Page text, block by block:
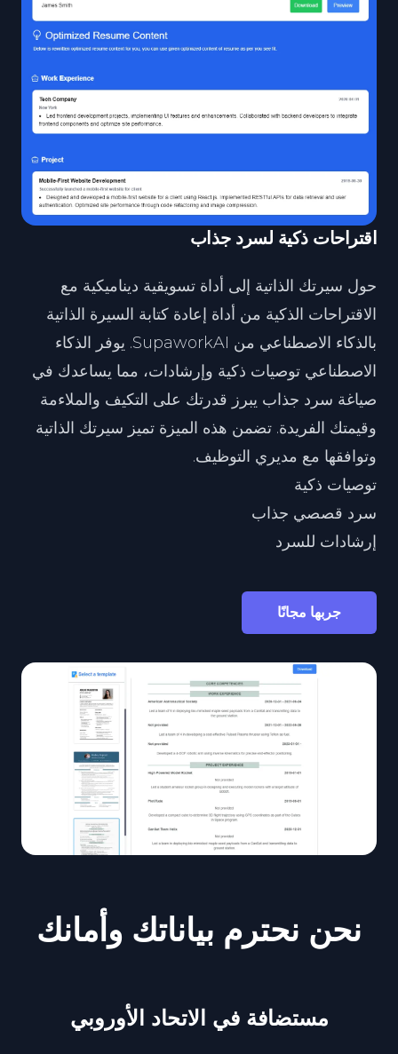
اقتراحات ذكية لسرد جذاب
حول سيرتك الذاتية إلى أداة تسويقية ديناميكية مع
الاقتراحات الذكية من أداة إعادة كتابة السيرة الذاتية
بالذكاء الاصطناعي من SupaworkAI. يوفر الذكاء
الاصطناعي توصيات ذكية وإرشادات، مما يساعدك في
صياغة سرد جذاب يبرز قدرتك على التكيف والملاءمة
وقيمتك الفريدة. تضمن هذه الميزة تميز سيرتك الذاتية
وتوافقها مع مديري التوظيف.
توصيات ذكية
سرد قصصي جذاب
إرشادات للسرد
جربها مجانًا
نحن نحترم بياناتك وأمانك
مستضافة في الاتحاد الأوروبي